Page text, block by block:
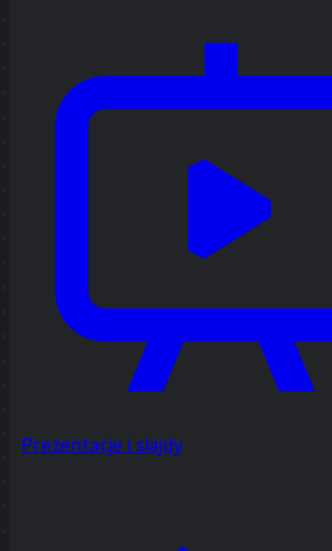
Prezentacje i slajdy